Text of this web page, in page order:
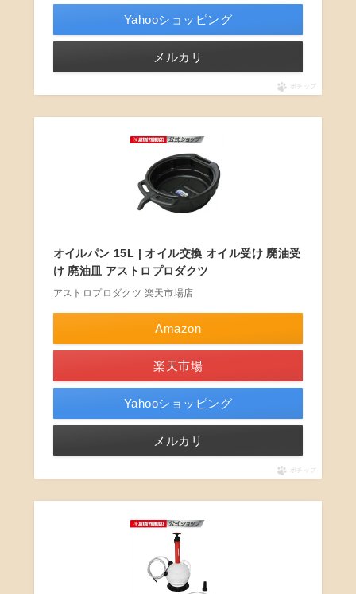
Yahooショッピング
メルカリ
ポチップ
オイルパン 15L | オイル交換 オイル受け 廃油受
け 廃油皿 アストロプロダクツ
アストロプロダクツ 楽天市場店
Amazon
楽天市場
Yahooショッピング
メルカリ
ポチップ